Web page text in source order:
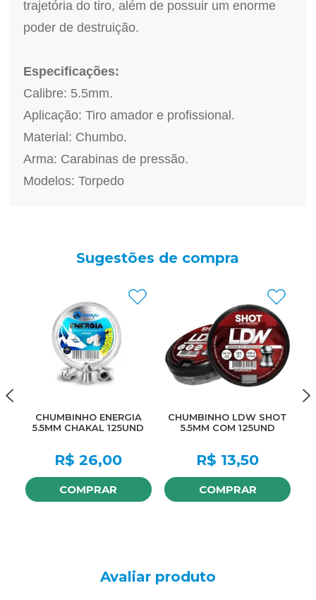
trajetória do tiro, além de possuir um enorme
poder de destruição.
Especificações:
Calibre: 5.5mm.
Aplicação: Tiro amador e profissional.
Material: Chumbo.
Arma: Carabinas de pressão.
Modelos: Torpedo
Sugestões de compra
CHUMBINHO ENERGIA
5.5MM CHAKAL 125UND
R$ 26,00
COMPRAR
CHUMBINHO LDW SHOT
5.5MM COM 125UND
R$ 13,50
COMPRAR
Avaliar produto